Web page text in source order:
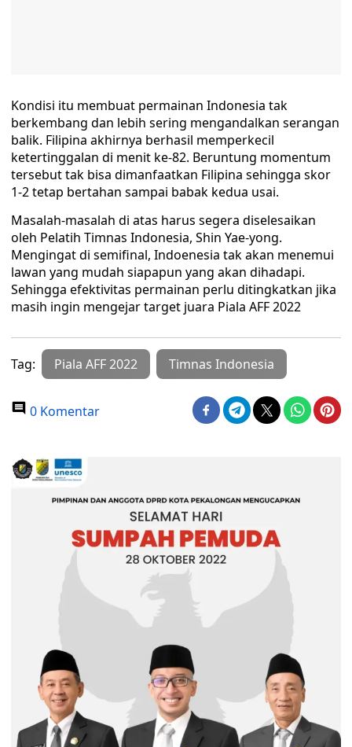
Kondisi itu membuat permainan Indonesia tak
berkembang dan lebih sering mengandalkan serangan
balik. Filipina akhirnya berhasil memperkecil
ketertinggalan di menit ke-82. Beruntung momentum
tersebut tak bisa dimanfaatkan Filipina sehingga skor
1-2 tetap bertahan sampai babak kedua usai.
Masalah-masalah di atas harus segera diselesaikan
oleh Pelatih Timnas Indonesia, Shin Yae-yong.
Mengingat di semifinal, Indoenesia tak akan menemui
lawan yang mudah siapapun yang akan dihadapi.
Sehingga efektivitas permainan perlu ditingkatkan jika
masih ingin mengejar target juara Piala AFF 2022
Tag: Piala AFF 2022 Timnas Indonesia
0 Komentar